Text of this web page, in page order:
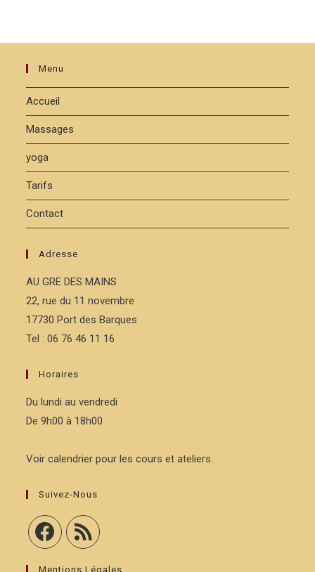
Menu
Accueil
Massages
yoga
Tarifs
Contact
Adresse
AU GRE DES MAINS
22, rue du 11 novembre
17730 Port des Barques
Tel : 06 76 46 11 16
Horaires
Du lundi au vendredi
De 9h00 à 18h00
Voir calendrier pour les cours et ateliers.
Suivez-Nous
Mentions Légales